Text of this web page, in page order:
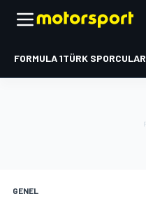
FORMULA 1TÜRK SPORCULAR
GENEL